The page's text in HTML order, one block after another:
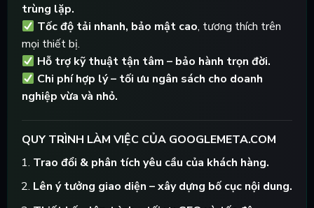
trùng lặp.
Tốc độ tải nhanh, bảo mật cao, tương thích trên
mọi thiết bị.
Hỗ trợ kỹ thuật tận tâm – bảo hành trọn đời.
Chi phí hợp lý – tối ưu ngân sách cho doanh
nghiệp vừa và nhỏ.
QUY TRÌNH LÀM VIỆC CỦA GOOGLEMETA.COM
Trao đổi & phân tích yêu cầu của khách hàng.
Lên ý tưởng giao diện – xây dựng bố cục nội dung.